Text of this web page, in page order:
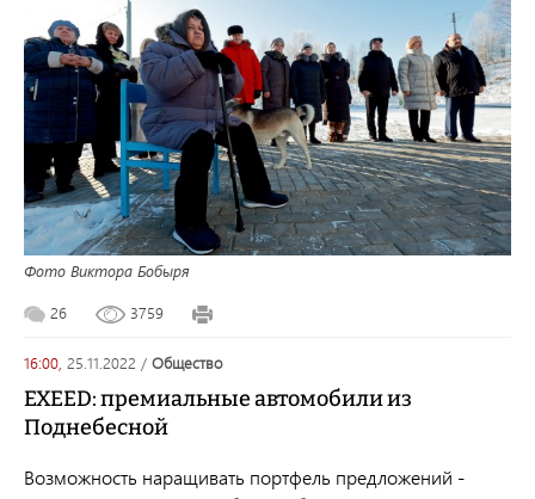
Фото Виктора Бобыря
26 3759
16:00, 25.11.2022 / общество
EXEED: премиальные автомобили из
Поднебесной
Возможность наращивать портфель предложений -